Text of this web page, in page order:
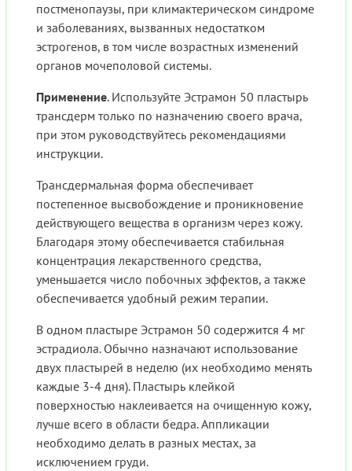
постменопаузы, при климактерическом синдроме
и заболеваниях, вызванных недостатком
эстрогенов, в том числе возрастных изменений
органов мочеполовой системы.
Применение. Используйте Эстрамон 50 пластырь
трансдерм только по назначению своего врача,
при этом руководствуйтесь рекомендациями
инструкции.
Трансдермальная форма обеспечивает
постепенное высвобождение и проникновение
действующего вещества в организм через кожу.
Благодаря этому обеспечивается стабильная
концентрация лекарственного средства,
уменьшается число побочных эффектов, а также
обеспечивается удобный режим терапии.
В одном пластыре Эстрамон 50 содержится 4 мг
эстрадиола. Обычно назначают использование
двух пластырей в неделю (их необходимо менять
каждые 3-4 дня). Пластырь клейкой
поверхностью наклеивается на очищенную кожу,
лучше всего в области бедра. Аппликации
необходимо делать в разных местах, за
исключением груди.